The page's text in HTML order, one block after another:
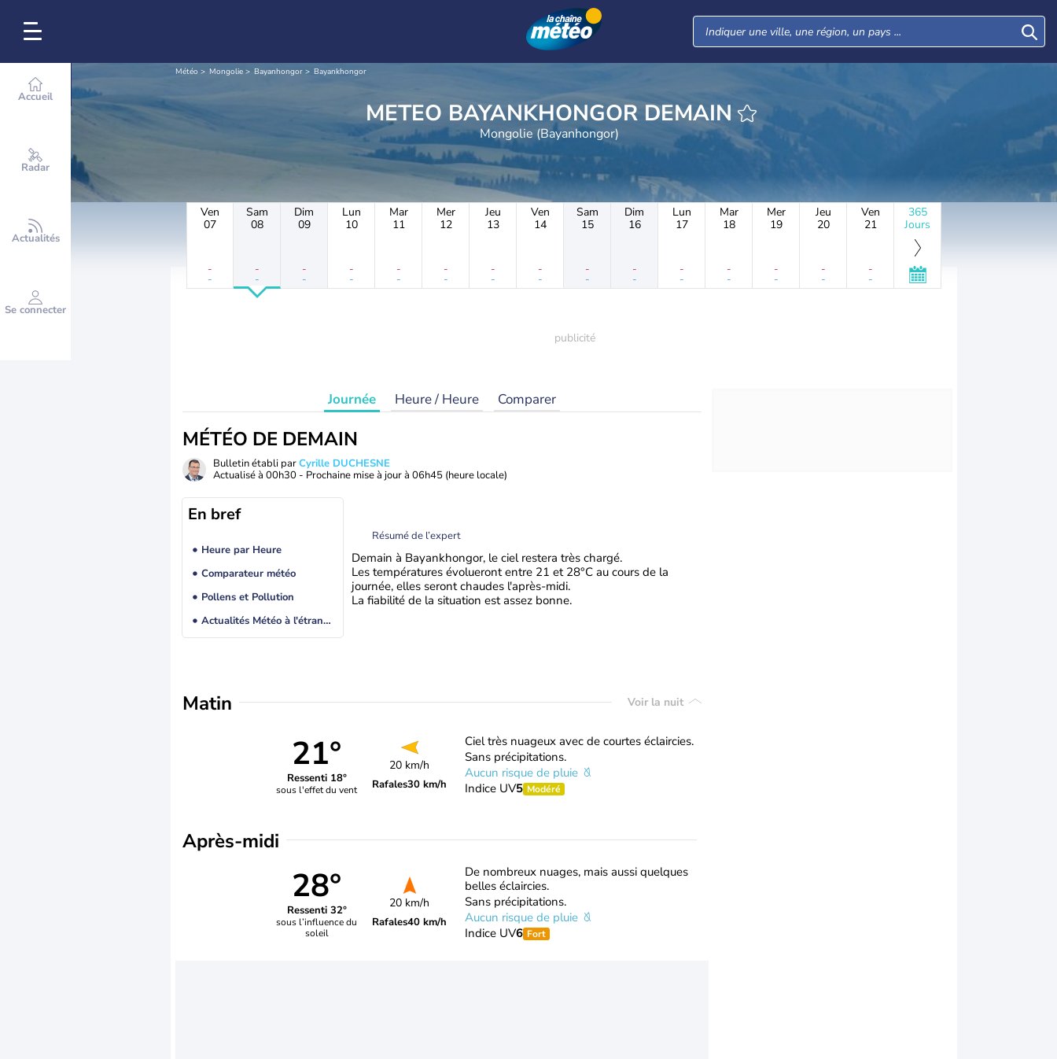
Accueil
Radar
Actualités
Se connecter
Météo Mongolie Bayanhongor Bayankhongor
METEO BAYANKHONGOR DEMAIN
Mongolie (Bayanhongor)
Ven
07
-
-
Sam
08
-
-
Dim
09
-
-
Lun
10
-
-
Mar
11
-
-
Mer
12
-
-
Jeu
13
-
-
Ven
14
-
-
Sam
15
-
-
Dim
16
-
-
Lun
17
-
-
Mar
18
-
-
Mer
19
-
-
Jeu
20
-
-
Ven
21
-
-
365
Jours
Journée Heure / Heure Comparer
MÉTÉO DE DEMAIN
Bulletin établi parCyrille DUCHESNE
Actualisé à 00h30 - Prochaine mise à jour à 06h45 (heure locale)
En bref
Heure par Heure
Comparateur météo
Pollens et Pollution
Actualités Météo à l'étranger
Résumé de l’expert
Demain à Bayankhongor, le ciel restera très chargé.
Les températures évolueront entre 21 et 28°C au cours de la
journée, elles seront chaudes l'après-midi.
La fiabilité de la situation est assez bonne.
Matin Voir la nuit
21°
Ressenti 18°
sous l'effet du vent
20 km/h
Rafales30 km/h
Ciel très nuageux avec de courtes éclaircies.
Sans précipitations.
Aucun risque de pluie
Indice UV5 Modéré
Après-midi
28°
Ressenti 32°
sous l’influence du
soleil
20 km/h
Rafales40 km/h
De nombreux nuages, mais aussi quelques
belles éclaircies.
Sans précipitations.
Aucun risque de pluie
Indice UV6 Fort